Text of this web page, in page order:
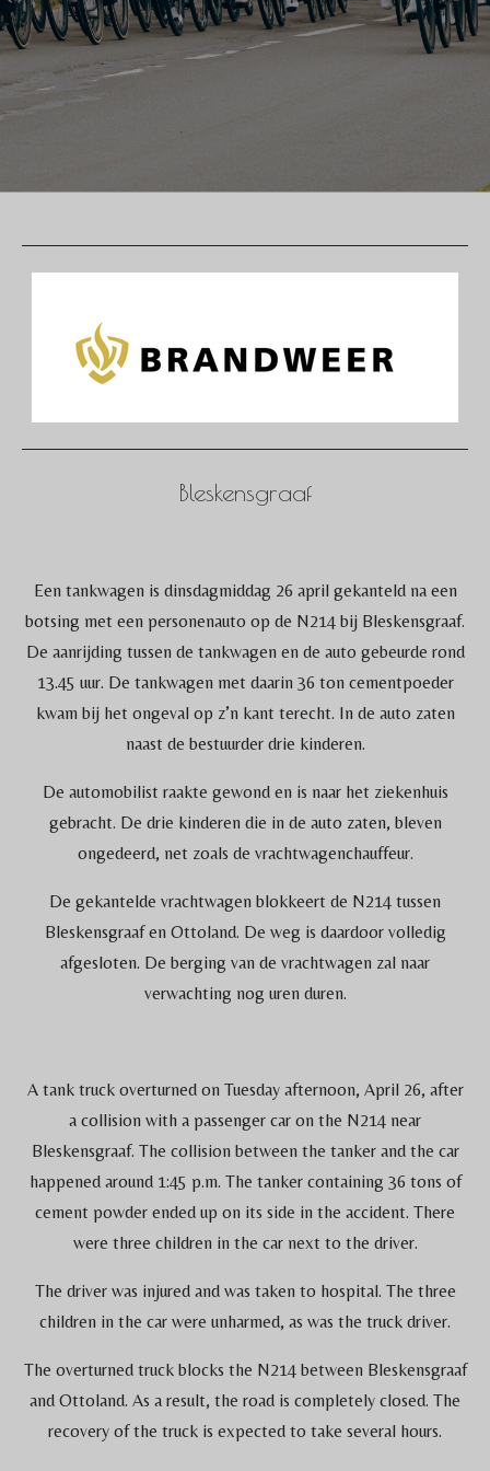
Bleskensgraaf
Een tankwagen is dinsdagmiddag 26 april gekanteld na een
botsing met een personenauto op de N214 bij Bleskensgraaf.
De aanrijding tussen de tankwagen en de auto gebeurde rond
13.45 uur. De tankwagen met daarin 36 ton cementpoeder
kwam bij het ongeval op z’n kant terecht. In de auto zaten
naast de bestuurder drie kinderen.
De automobilist raakte gewond en is naar het ziekenhuis
gebracht. De drie kinderen die in de auto zaten, bleven
ongedeerd, net zoals de vrachtwagenchauffeur.
De gekantelde vrachtwagen blokkeert de N214 tussen
Bleskensgraaf en Ottoland. De weg is daardoor volledig
afgesloten. De berging van de vrachtwagen zal naar
verwachting nog uren duren.
A tank truck overturned on Tuesday afternoon, April 26, after
a collision with a passenger car on the N214 near
Bleskensgraaf. The collision between the tanker and the car
happened around 1:45 p.m. The tanker containing 36 tons of
cement powder ended up on its side in the accident. There
were three children in the car next to the driver.
The driver was injured and was taken to hospital. The three
children in the car were unharmed, as was the truck driver.
The overturned truck blocks the N214 between Bleskensgraaf
and Ottoland. As a result, the road is completely closed. The
recovery of the truck is expected to take several hours.